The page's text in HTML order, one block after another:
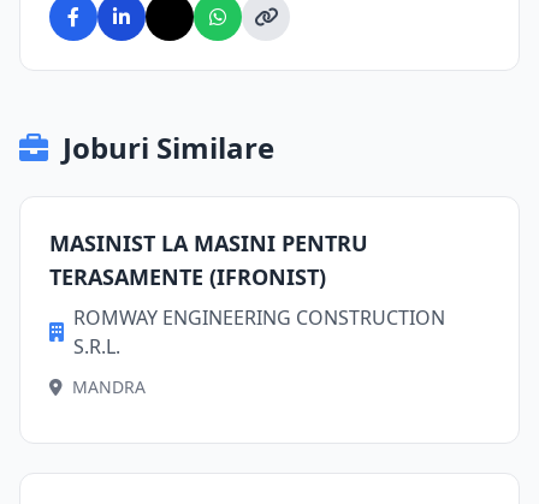
Joburi Similare
MASINIST LA MASINI PENTRU
TERASAMENTE (IFRONIST)
ROMWAY ENGINEERING CONSTRUCTION
S.R.L.
MANDRA